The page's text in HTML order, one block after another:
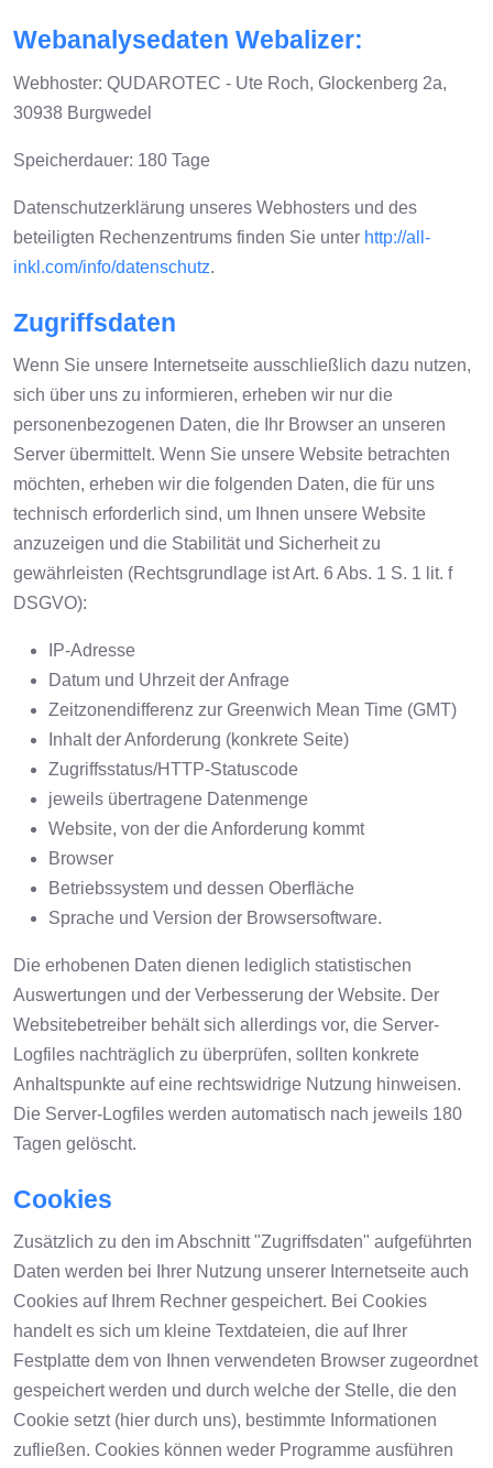
Webanalysedaten Webalizer:
Webhoster: QUDAROTEC - Ute Roch, Glockenberg 2a,
30938 Burgwedel
Speicherdauer: 180 Tage
Datenschutzerklärung unseres Webhosters und des
beteiligten Rechenzentrums finden Sie unter http://all-
inkl.com/info/datenschutz.
Zugriffsdaten
Wenn Sie unsere Internetseite ausschließlich dazu nutzen,
sich über uns zu informieren, erheben wir nur die
personenbezogenen Daten, die Ihr Browser an unseren
Server übermittelt. Wenn Sie unsere Website betrachten
möchten, erheben wir die folgenden Daten, die für uns
technisch erforderlich sind, um Ihnen unsere Website
anzuzeigen und die Stabilität und Sicherheit zu
gewährleisten (Rechtsgrundlage ist Art. 6 Abs. 1 S. 1 lit. f
DSGVO):
IP-Adresse
Datum und Uhrzeit der Anfrage
Zeitzonendifferenz zur Greenwich Mean Time (GMT)
Inhalt der Anforderung (konkrete Seite)
Zugriffsstatus/HTTP-Statuscode
jeweils übertragene Datenmenge
Website, von der die Anforderung kommt
Browser
Betriebssystem und dessen Oberfläche
Sprache und Version der Browsersoftware.
Die erhobenen Daten dienen lediglich statistischen
Auswertungen und der Verbesserung der Website. Der
Websitebetreiber behält sich allerdings vor, die Server-
Logfiles nachträglich zu überprüfen, sollten konkrete
Anhaltspunkte auf eine rechtswidrige Nutzung hinweisen.
Die Server-Logfiles werden automatisch nach jeweils 180
Tagen gelöscht.
Cookies
Zusätzlich zu den im Abschnitt "Zugriffsdaten" aufgeführten
Daten werden bei Ihrer Nutzung unserer Internetseite auch
Cookies auf Ihrem Rechner gespeichert. Bei Cookies
handelt es sich um kleine Textdateien, die auf Ihrer
Festplatte dem von Ihnen verwendeten Browser zugeordnet
gespeichert werden und durch welche der Stelle, die den
Cookie setzt (hier durch uns), bestimmte Informationen
zufließen. Cookies können weder Programme ausführen